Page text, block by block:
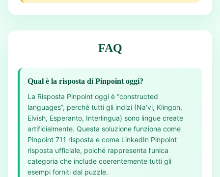
FAQ
Qual è la risposta di Pinpoint oggi?
La Risposta Pinpoint oggi è “constructed
languages”, perché tutti gli indizi (Na’vi, Klingon,
Elvish, Esperanto, Interlingua) sono lingue create
artificialmente. Questa soluzione funziona come
Pinpoint 711 risposta e come LinkedIn Pinpoint
risposta ufficiale, poiché rappresenta l’unica
categoria che include coerentemente tutti gli
esempi forniti dal puzzle.